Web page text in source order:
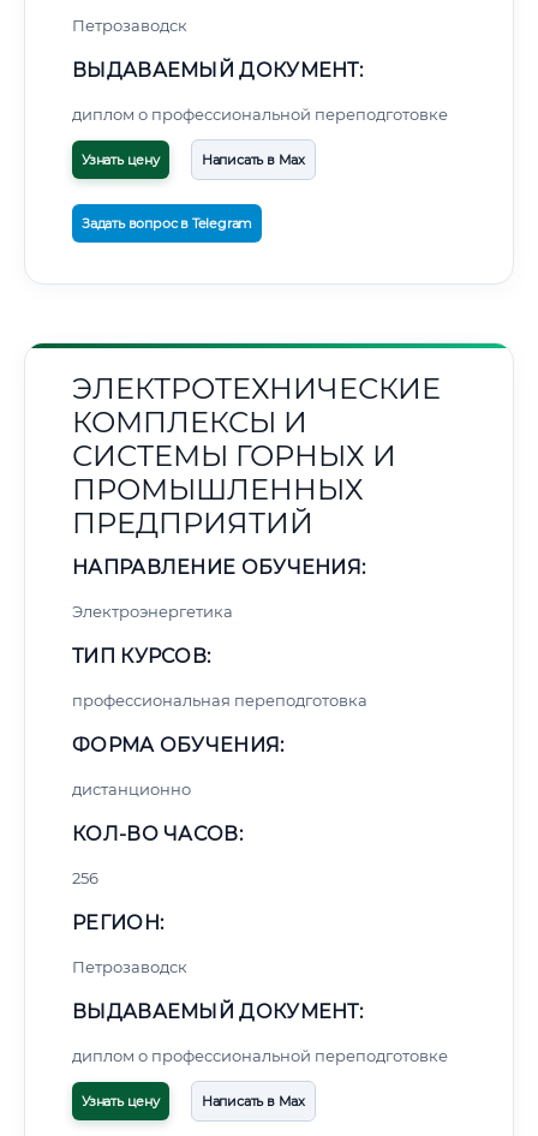
Петрозаводск
ВЫДАВАЕМЫЙ ДОКУМЕНТ:
диплом о профессиональной переподготовке
Узнать цену Написать в Max
Задать вопрос в Telegram
ЭЛЕКТРОТЕХНИЧЕСКИЕ
КОМПЛЕКСЫ И
СИСТЕМЫ ГОРНЫХ И
ПРОМЫШЛЕННЫХ
ПРЕДПРИЯТИЙ
НАПРАВЛЕНИЕ ОБУЧЕНИЯ:
Электроэнергетика
ТИП КУРСОВ:
профессиональная переподготовка
ФОРМА ОБУЧЕНИЯ:
дистанционно
КОЛ-ВО ЧАСОВ:
256
РЕГИОН:
Петрозаводск
ВЫДАВАЕМЫЙ ДОКУМЕНТ:
диплом о профессиональной переподготовке
Узнать цену Написать в Max